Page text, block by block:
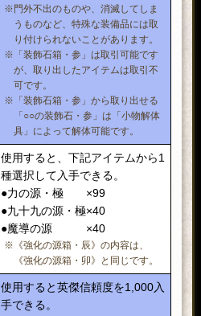
※門外不出のものや、消滅してしま
うものなど、特殊な装備品には取
り付けられないことがあります。
※「装飾石箱・参」は取引可能です
が、取り出したアイテムは取引不
可です。
※「装飾石箱・参」から取り出せる
「○○の装飾石・参」は「小物解体
具」によって解体可能です。
使用すると、下記アイテムから1
種選択して入手できる。
●力の源・極 ×99
●九十九の源・極×40
●魔導の源 ×40
※《強化の源箱・辰》の内容は、
《強化の源箱・卯》と同じです。
使用すると英傑信頼度を1,000入
手できる。